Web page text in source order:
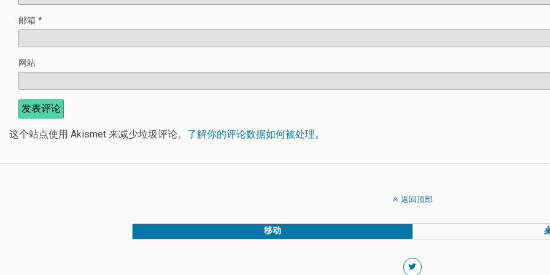
邮箱 *
网站
这个站点使用 Akismet 来减少垃圾评论。 了解你的评论数据如何被处理。
返回顶部
移动